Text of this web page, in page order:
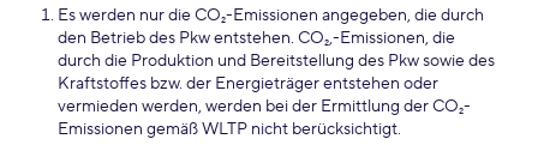
Es werden nur die CO₂-Emissionen angegeben, die durch
den Betrieb des Pkw entstehen. CO₂,-Emissionen, die
durch die Produktion und Bereitstellung des Pkw sowie des
Kraftstoffes bzw. der Energieträger entstehen oder
vermieden werden, werden bei der Ermittlung der CO₂-
Emissionen gemäß WLTP nicht berücksichtigt.